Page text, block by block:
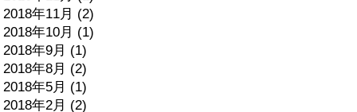
2018年11月 (2)
2018年10月 (1)
2018年9月 (1)
2018年8月 (2)
2018年5月 (1)
2018年2月 (2)